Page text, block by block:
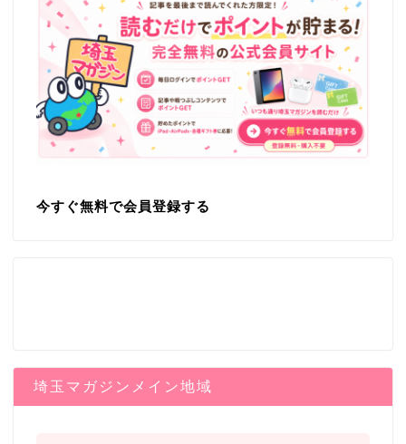
今すぐ無料で会員登録する
埼玉マガジンメイン地域